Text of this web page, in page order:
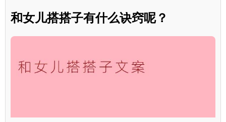
和女儿搭搭子有什么诀窍呢？